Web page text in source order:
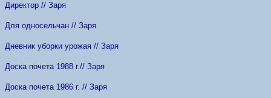
Директор // Заря
Для односельчан // Заря
Дневник уборки урожая // Заря
Доска почета 1988 г.// Заря
Доска почета 1986 г. // Заря